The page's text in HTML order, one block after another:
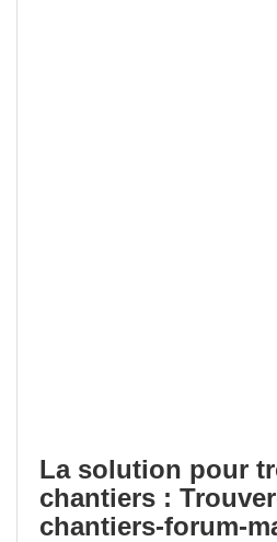
La solution pour
chantiers :
chantiers-forum-